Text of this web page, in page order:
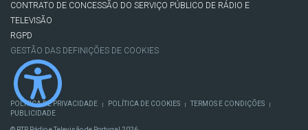
CONTRATO DE CONCESSÃO DO SERVIÇO PÚBLICO DE RÁDIO E
TELEVISÃO
RGPD
GESTÃO DAS DEFINIÇÕES DE COOKIES
POLÍTICA DE PRIVACIDADE | POLÍTICA DE COOKIES | TERMOS E CONDIÇÕES |
PUBLICIDADE